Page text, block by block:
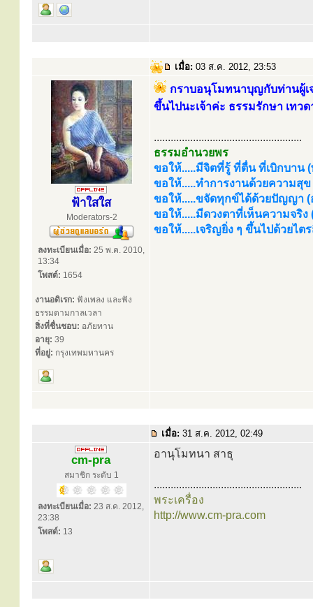
เมื่อ: 03 ส.ค. 2012, 23:53
ฟ้าใสใส
Moderators-2
ลงทะเบียนเมื่อ: 25 พ.ค. 2010,
13:34
โพสต์: 1654
งานอดิเรก: ฟังเพลง และฟัง
ธรรมตามกาลเวลา
สิ่งที่ชื่นชอบ: อภัยทาน
อายุ: 39
ที่อยู่: กรุงเทพมหานคร
กราบอนุโมทนาบุญกับท่านผู้เ
ขึ้นไปนะเจ้าค่ะ ธรรมรักษา เทว
.....................................................
ธรรมอำนวยพร
ขอให้.....มีจิตที่รู้ ที่ตื่น ที่เบิกบาน
ขอให้.....ทำการงานด้วยความสุ
ขอให้.....ขจัดทุกข์ได้ด้วยปัญญา (
ขอให้.....มีดวงตาที่เห็นความจริ
ขอให้.....เจริญยิ่ง ๆ ขึ้นไปด้วยไ
เมื่อ: 31 ส.ค. 2012, 02:49
cm-pra
สมาชิก ระดับ 1
ลงทะเบียนเมื่อ: 23 ส.ค. 2012,
23:38
โพสต์: 13
อานุโมทนา สาธุ
.....................................................
พระเครื่อง
http://www.cm-pra.com